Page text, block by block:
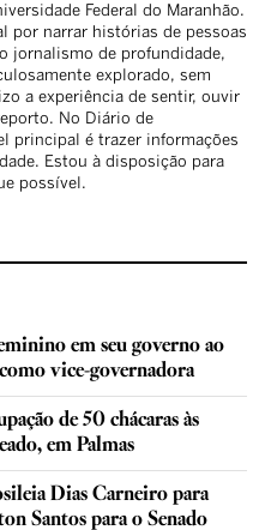
Federal do Maranhão.
por narrar histórias de pessoas
jornalismo de profundidade,
explorado, sem
a experiência de sentir, ouvir
No Diário de
principal é trazer informações
Estou à disposição para
possível.
em seu governo ao
vice-governadora
de 50 chácaras às
em Palmas
Dias Carneiro para
Santos para o Senado